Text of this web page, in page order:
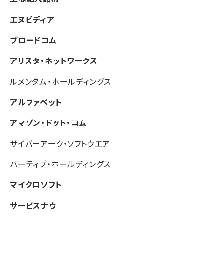
エヌビディア
ブロードコム
アリスタ・ネットワークス
ルメンタム・ホールディングス
アルファベット
アマゾン・ドット・コム
サイバーアーク・ソフトウエア
バーティブ・ホールディングス
マイクロソフト
サービスナウ